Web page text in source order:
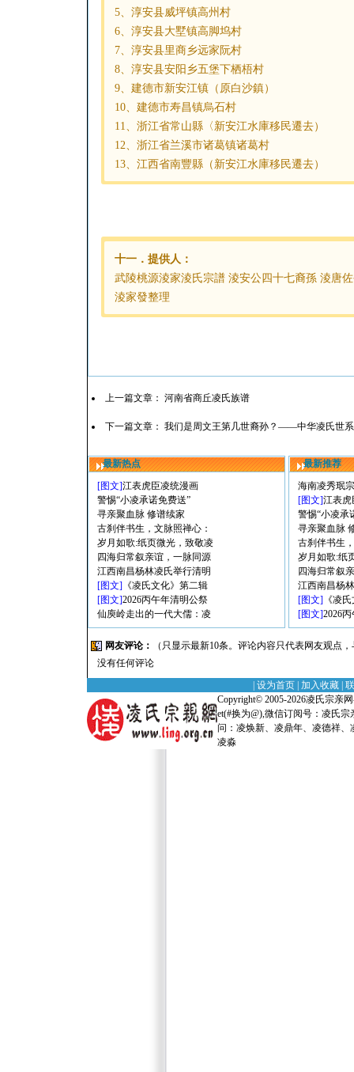
5、淳安县威坪镇高州村
6、淳安县大墅镇高脚坞村
7、淳安县里商乡远家阮村
8、淳安县安阳乡五堡下栖梧村
9、建德市新安江镇（原白沙鎮）
10、建德市寿昌镇烏石村
11、浙江省常山縣〈新安江水庫移民遷去）
12、浙江省兰溪市诸葛镇诸葛村
13、江西省南豐縣（新安江水庫移民遷去）
十一．提供人：
武陵桃源淩家淩氏宗譜 淩安公四十七裔孫 淩唐
淩家發整理
上一篇文章： 河南省商丘凌氏族谱
下一篇文章： 我们是周文王第几世裔孙？——中华凌氏世
最新热点
最新推荐
[图文]江表虎臣凌统漫画
警惕“小凌承诺免费送”
寻亲聚血脉 修谱续家
古刹伴书生，文脉照禅心：
岁月如歌:纸页微光，致敬凌
四海归常叙亲谊，一脉同源
江西南昌杨林凌氏举行清明
[图文] 《凌氏文化》第二辑
[图文]2026丙午年清明公祭
仙庾岭走出的一代大儒：凌
海南凌秀珉
[图文]江表虎
警惕“小凌承
寻亲聚血脉
古刹伴书生
岁月如歌:纸
四海归常叙
江西南昌杨
[图文] 《凌
[图文]2026
网友评论：
（只显示最新10条。评论内容只代表网友观点
没有任何评论
设为首页| 加入收藏|
Copyright© 2005-2026凌氏宗亲
et(#换为@),微信订阅号：凌氏
问：凌焕新、凌鼎年、凌德祥
凌淼